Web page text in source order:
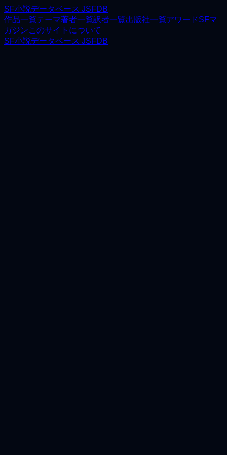
SF小説データベース JSFDB
作品一覧テーマ著者一覧訳者一覧出版社一覧アワードSFマ
ガジンこのサイトについて
SF小説データベース JSFDB